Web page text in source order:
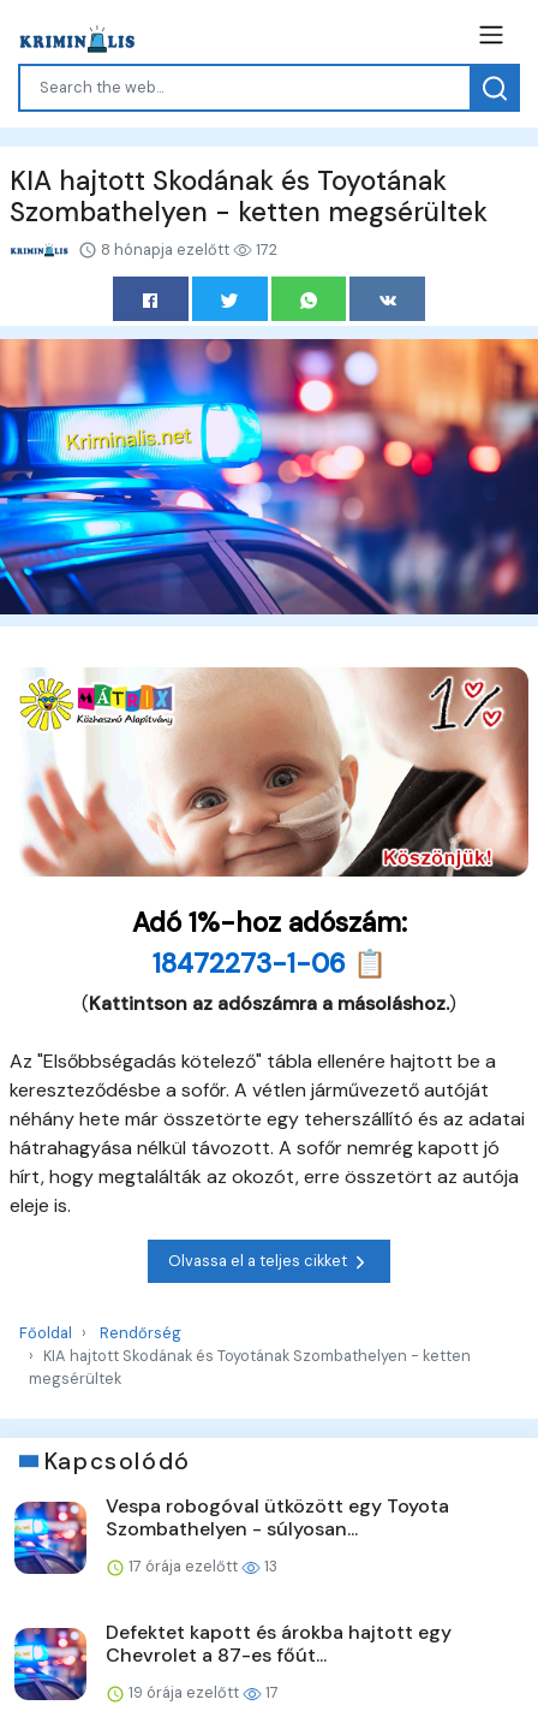
KIA hajtott Skodának és Toyotának
Szombathelyen - ketten megsérültek
8 hónapja ezelőtt 172
Adó 1%-hoz adószám:
18472273-1-06 📋
(Kattintson az adószámra a másoláshoz.)
Az "Elsőbbségadás kötelező" tábla ellenére hajtott be a
kereszteződésbe a sofőr. A vétlen járművezető autóját
néhány hete már összetörte egy teherszállító és az adatai
hátrahagyása nélkül távozott. A sofőr nemrég kapott jó
hírt, hogy megtalálták az okozót, erre összetört az autója
eleje is.
Olvassa el a teljes cikket
Főoldal
Rendőrség
KIA hajtott Skodának és Toyotának Szombathelyen - ketten
megsérültek
Kapcsolódó
Vespa robogóval ütközött egy Toyota
Szombathelyen - súlyosan...
17 órája ezelőtt 13
Defektet kapott és árokba hajtott egy
Chevrolet a 87-es főút...
19 órája ezelőtt 17